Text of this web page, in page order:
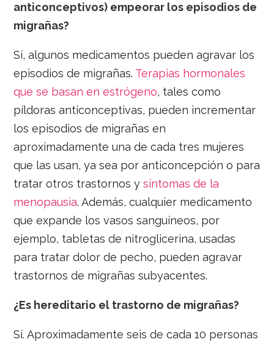
anticonceptivos) empeorar los episodios de
migrañas?
Sí, algunos medicamentos pueden agravar los
episodios de migrañas. Terapias hormonales
que se basan en estrógeno, tales como
píldoras anticonceptivas, pueden incrementar
los episodios de migrañas en
aproximadamente una de cada tres mujeres
que las usan, ya sea por anticoncepción o para
tratar otros trastornos y síntomas de la
menopausia. Además, cualquier medicamento
que expande los vasos sanguíneos, por
ejemplo, tabletas de nitroglicerina, usadas
para tratar dolor de pecho, pueden agravar
trastornos de migrañas subyacentes.
¿Es hereditario el trastorno de migrañas?
Sí. Aproximadamente seis de cada 10 personas